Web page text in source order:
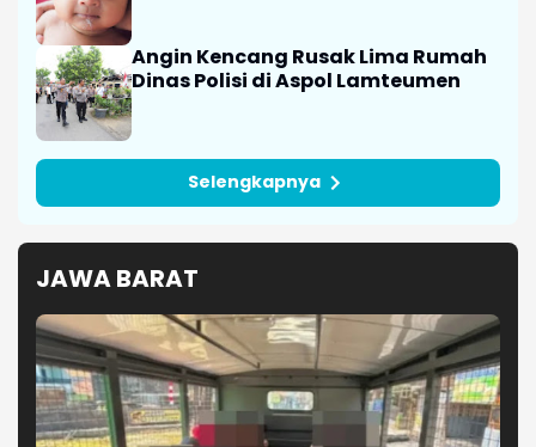
Angin Kencang Rusak Lima Rumah
Dinas Polisi di Aspol Lamteumen
Selengkapnya
JAWA BARAT